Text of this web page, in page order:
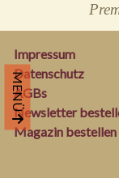
MENÜ
Impressum
Datenschutz
AGBs
Newsletter
Magazin bestellen